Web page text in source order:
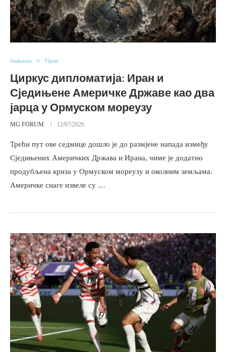
Istaknuto Vijesti
Циркус дипломатија: Иран и
Сједињене Америчке Државе као два
јарца у Ормуском мореузу
MG FORUM 12/07/2026
Трећи пут ове седмице дошло је до размјене напада између
Сједињених Америчких Држава и Ирана, чиме је додатно
продубљена криза у Ормуском мореузу и околним земљама.
Америчке снаге извеле су …